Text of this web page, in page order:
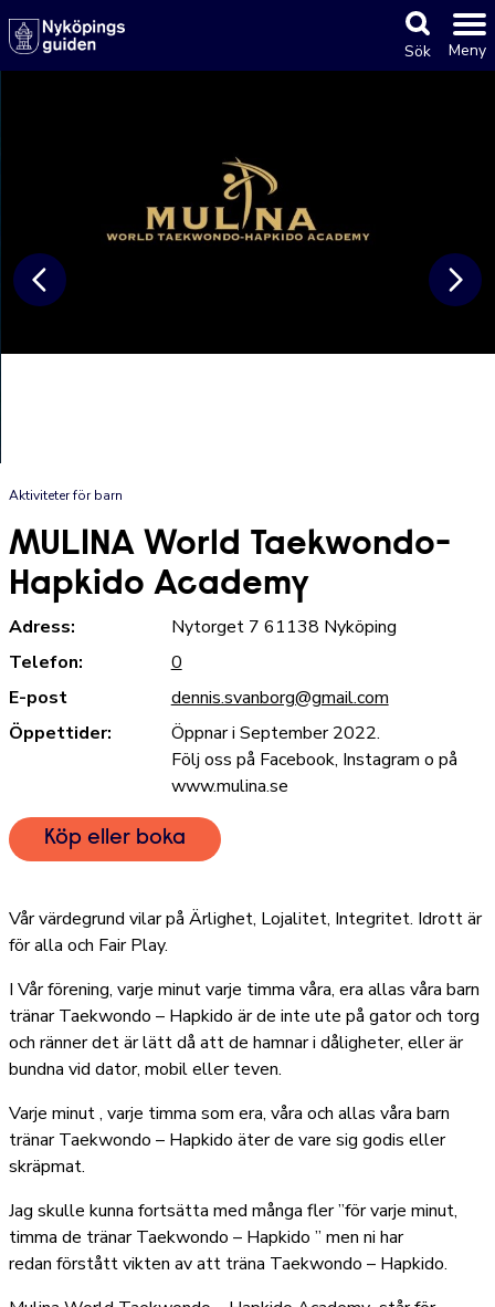
Sök Meny
Aktiviteter för barn
MULINA World Taekwondo-
Hapkido Academy
Adress:
Nytorget 7 61138 Nyköping
Telefon:
0
E-post
dennis.svanborg@gmail.com
Öppettider:
Öppnar i September 2022.
Följ oss på Facebook, Instagram o på
www.mulina.se
Köp eller boka
Vår värdegrund vilar på Ärlighet, Lojalitet, Integritet. Idrott är
för alla och Fair Play.
I Vår förening, varje minut varje timma våra, era allas våra barn
tränar Taekwondo – Hapkido är de inte ute på gator och torg
och ränner det är lätt då att de hamnar i dåligheter, eller är
bundna vid dator, mobil eller teven.
Varje minut , varje timma som era, våra och allas våra barn
tränar Taekwondo – Hapkido äter de vare sig godis eller
skräpmat.
Jag skulle kunna fortsätta med många fler ”för varje minut,
timma de tränar Taekwondo – Hapkido ” men ni har
redan förstått vikten av att träna Taekwondo – Hapkido.